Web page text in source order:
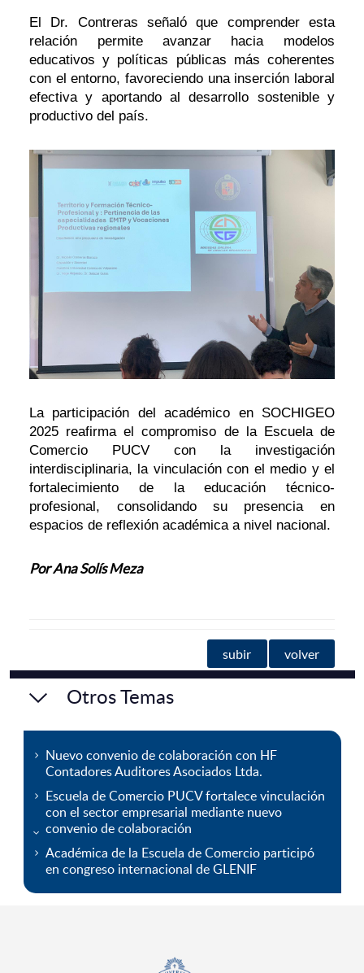
El Dr. Contreras señaló que comprender esta
relación permite avanzar hacia modelos
educativos y políticas públicas más coherentes
con el entorno, favoreciendo una inserción laboral
efectiva y aportando al desarrollo sostenible y
productivo del país.
La participación del académico en SOCHIGEO
2025 reafirma el compromiso de la Escuela de
Comercio PUCV con la investigación
interdisciplinaria, la vinculación con el medio y el
fortalecimiento de la educación técnico-
profesional, consolidando su presencia en
espacios de reflexión académica a nivel nacional.
Por Ana Solís Meza
subir volver
Otros Temas
Nuevo convenio de colaboración con HF
Contadores Auditores Asociados Ltda.
Escuela de Comercio PUCV fortalece vinculación
con el sector empresarial mediante nuevo
convenio de colaboración
Académica de la Escuela de Comercio participó
en congreso internacional de GLENIF